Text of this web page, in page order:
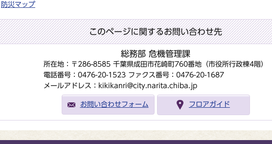
防災マップ
このページに関するお問い合わせ先
総務部 危機管理課
所在地：〒286-8585 千葉県成田市花崎町760番地（市役所行政棟4階）
電話番号：0476-20-1523 ファクス番号：0476-20-1687
メールアドレス：kikikanri@city.narita.chiba.jp
お問い合わせフォーム フロアガイド